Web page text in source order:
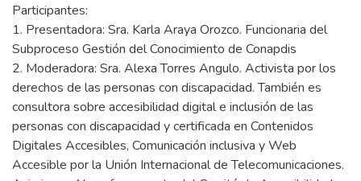
Participantes:
1. Presentadora: Sra. Karla Araya Orozco. Funcionaria del
Subproceso Gestión del Conocimiento de Conapdis
2. Moderadora: Sra. Alexa Torres Angulo. Activista por los
derechos de las personas con discapacidad. También es
consultora sobre accesibilidad digital e inclusión de las
personas con discapacidad y certificada en Contenidos
Digitales Accesibles, Comunicación inclusiva y Web
Accesible por la Unión Internacional de Telecomunicaciones.